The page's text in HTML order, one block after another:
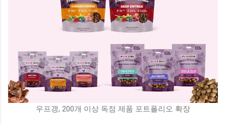
우프갱, 200개 이상 독점 제품 포트폴리오 확장